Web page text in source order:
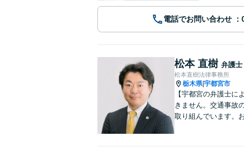
電話でお問い合わせ
松本 直樹 弁護士
松本直樹法律事務所
栃木県|宇都宮市
【宇都宮の弁護士
きません。交通事故
取り組んでいます。